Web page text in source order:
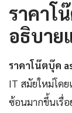
ราคาโ
อธิบาย
ราคาโน๊ตบุ๊ค
IT สมัยใหม่โด
ซ้อนมากขึ้นเรื่อ